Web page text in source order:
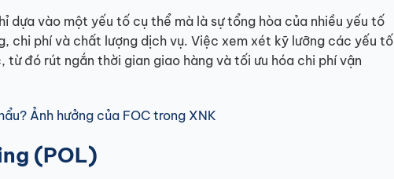
dựa vào một yếu tố cụ thể mà là sự tổng hòa của nhiều yếu tố
chi phí và chất lượng dịch vụ. Việc xem xét kỹ lưỡng các yếu tố
từ đó rút ngắn thời gian giao hàng và tối ưu hóa chi phí vận
Ảnh hưởng của FOC trong XNK
(POL)